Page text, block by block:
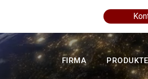
FIRMA PRODUKTE